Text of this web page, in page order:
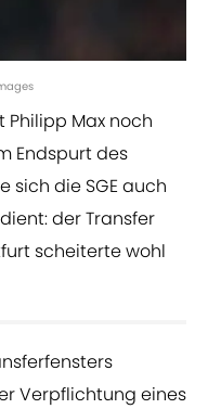
Max noch
Endspurt des
sich die SGE auch
der Transfer
scheiterte wohl
Verpflichtung eines